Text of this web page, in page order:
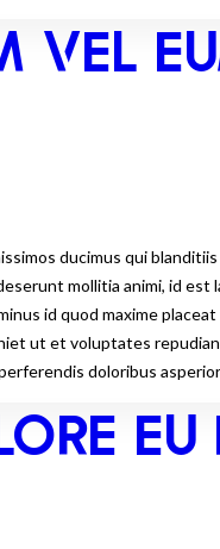
VEL
ducimus qui
mollitia animi, id
id quod maxime
ut et voluptates
doloribus